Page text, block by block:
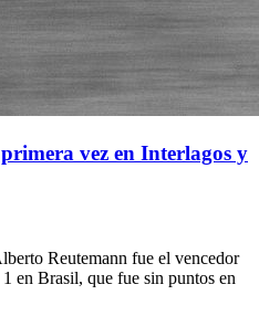
vez en Interlagos y
Reutemann fue el vencedor
en Brasil, que fue sin puntos en